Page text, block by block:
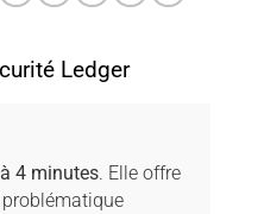
Ledger
4 minutes. Elle offre